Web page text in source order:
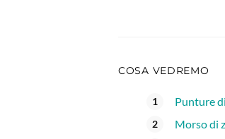
COSA VEDREMO
Punture
Morso di